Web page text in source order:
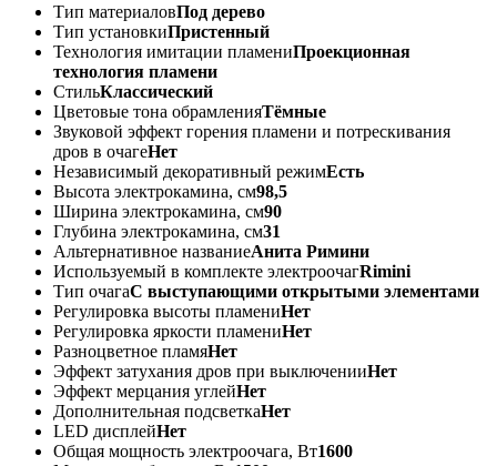
Тип материаловПод дерево
Тип установкиПристенный
Технология имитации пламениПроекционная
технология пламени
СтильКлассический
Цветовые тона обрамленияТёмные
Звуковой эффект горения пламени и потрескивания
дров в очагеНет
Независимый декоративный режимЕсть
Высота электрокамина, см98,5
Ширина электрокамина, см90
Глубина электрокамина, см31
Альтернативное названиеАнита Римини
Используемый в комплекте электроочагRimini
Тип очагаС выступающими открытыми элементами
Регулировка высоты пламениНет
Регулировка яркости пламениНет
Разноцветное пламяНет
Эффект затухания дров при выключенииНет
Эффект мерцания углейНет
Дополнительная подсветкаНет
LED дисплейНет
Общая мощность электроочага, Вт1600